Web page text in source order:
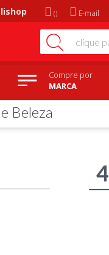
E-mail
Compre por
MARCA
Beleza
4